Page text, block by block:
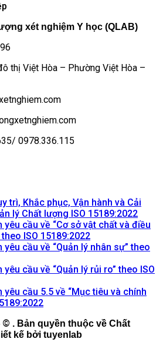
xét nghiệm Y học (QLAB)
thị Việt Hòa – Phường Việt Hòa –
0978.336.115
trì, Khắc phục, Vận hành và Cải
lý Chất lượng ISO 15189:2022
có
luận
Dịch
Hỗ
yêu cầu về “Cơ sở vật chất và điều
ISO 15189:2022Không
có
luận
Hiểu
hiện
cầu về “Quản lý nhân sự” theo
cầu về “Quản lý rủi ro” theo ISO
yêu cầu 5.5 về “Mục tiêu và chính
Không
bình
luận
© . Bản quyền thuộc về Chất
kế bởi tuyenlab